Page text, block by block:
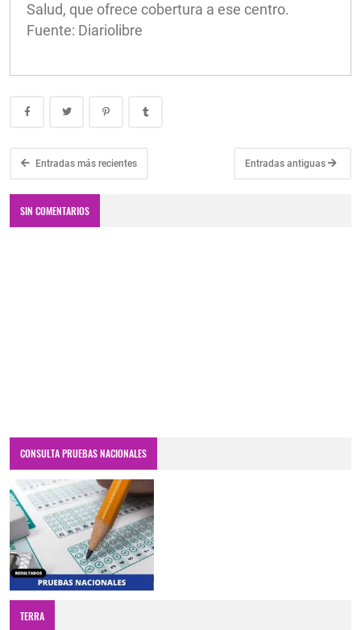
Salud, que ofrece cobertura a ese centro.
Fuente: Diariolibre
Entradas más recientes Entradas antiguas
SIN COMENTARIOS
CONSULTA PRUEBAS NACIONALES
TERRA